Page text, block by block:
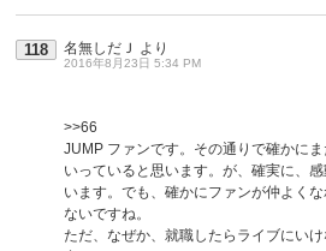
118 名無しだＪ より
2016年8月23日 5:34 PM
>>66
JUMP ファンです。その通りで確かにま
いっていると思います。が、確実に、
います。でも、確かにファンが仲よく
ないですね。
ただ、なぜか、就職したらライブにい